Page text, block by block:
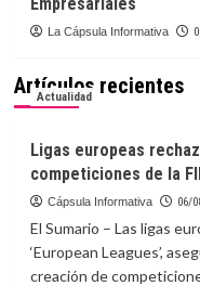
La Cápsula Informativa
Artículos recientes
Actualidad
Ligas europeas
competiciones de la
Cápsula Informativa 06/
El Sumario – Las ligas
‘European Leagues’,
creación de